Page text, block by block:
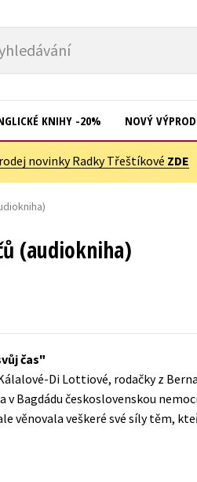
Kuchařky
New Adult
Populárně - naučná pro dospělé
Populárně - naučné pro děti
Předškoláci
KNIHY -20% NOVÝ
novinky Radky Třeštíkové ZDE
(audiokniha)
čas
Di Lottiové, rodačky z
Bagdádu československou
věnovala veškeré své síly těm,